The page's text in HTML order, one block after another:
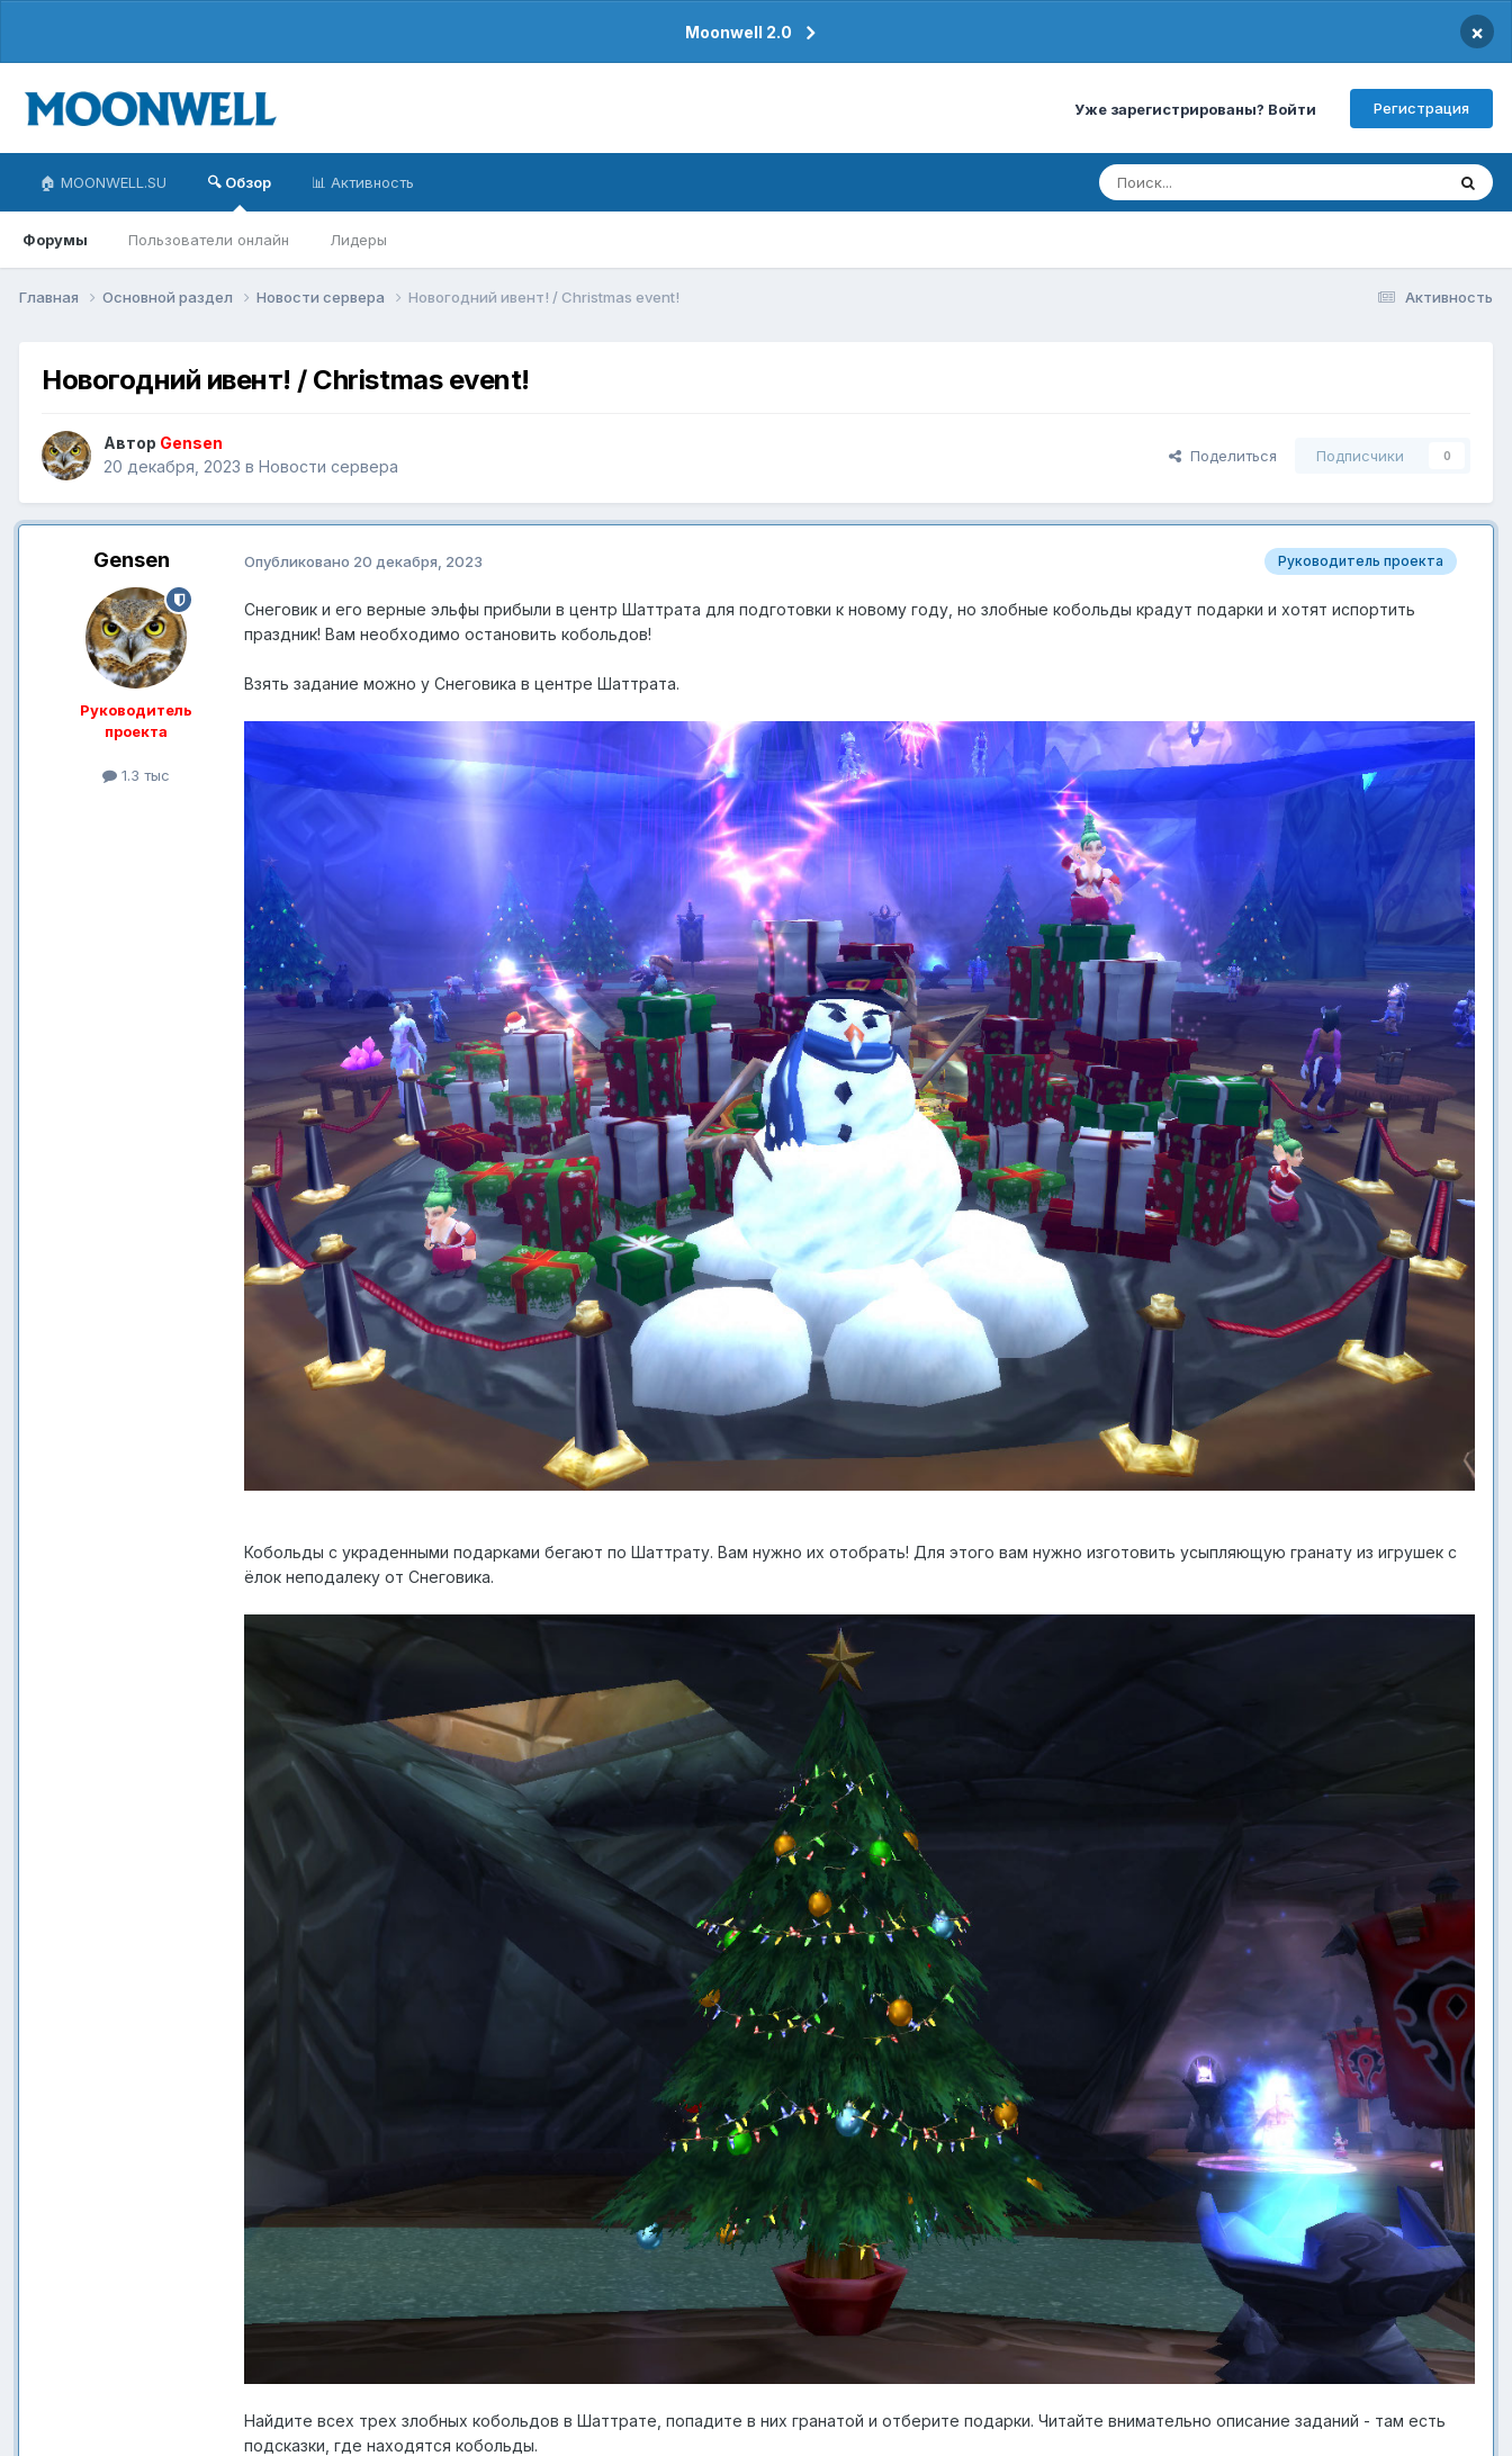
Moonwell 2.0 ×
Уже зарегистрированы? Войти Регистрация
🏠 MOONWELL.SU 🔍 Обзор
Форумы Пользователи онлайн Лидеры
📊 Активность
Активность
Главная Основной раздел Новости сервера Новогодний ивент! / Christmas event!
Новогодний ивент! / Christmas event!
Автор Gensen
20 декабря, 2023 в Новости сервера
Поделиться Подписчики 0
Gensen
Руководитель
проекта
1.3 тыс
Руководитель проекта
Опубликовано 20 декабря, 2023
Снеговик и его верные эльфы прибыли в центр Шаттрата для подготовки к новому году, но злобные кобольды крадут подарки и хотят испортить
праздник! Вам необходимо остановить кобольдов!
Взять задание можно у Снеговика в центре Шаттрата.
Кобольды с украденными подарками бегают по Шаттрату. Вам нужно их отобрать! Для этого вам нужно изготовить усыпляющую гранату из игрушек с
ёлок неподалеку от Снеговика.
Найдите всех трех злобных кобольдов в Шаттрате, попадите в них гранатой и отберите подарки. Читайте внимательно описание заданий - там есть
подсказки, где находятся кобольды.